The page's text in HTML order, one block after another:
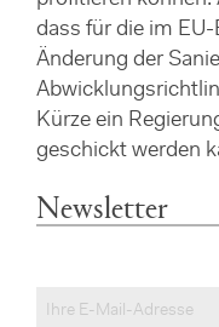
Newsletter
dass für die im
Änderung der
Kürze ein
geschickt werden